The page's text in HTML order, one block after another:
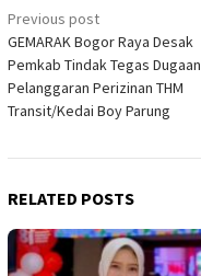
Post
navigation
Previous post
GEMARAK Bogor Raya Desak
Pemkab Tindak Tegas Dugaan
Pelanggaran Perizinan THM
Transit/Kedai Boy Parung
RELATED POSTS